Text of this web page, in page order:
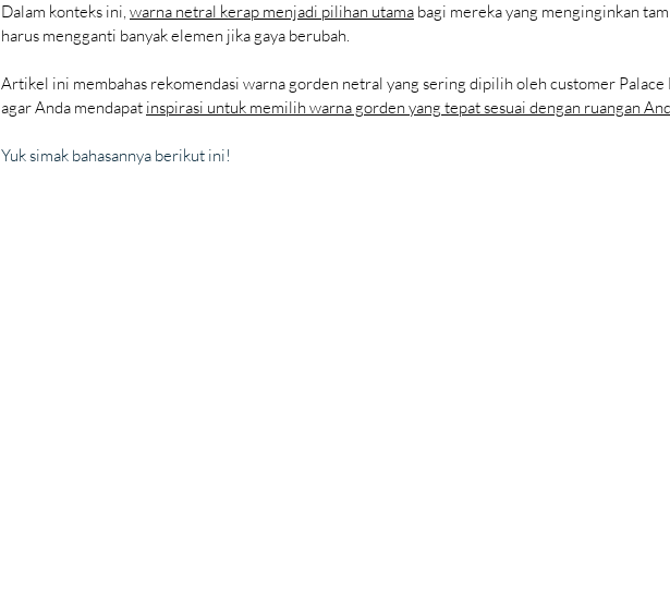
Dalam konteks ini, warna netral kerap menjadi pilihan utama bagi mereka yang menginginkan
harus mengganti banyak elemen jika gaya berubah.
Artikel ini membahas rekomendasi warna gorden netral yang sering dipilih oleh customer
agar Anda mendapat inspirasi untuk memilih warna gorden yang tepat sesuai dengan ruangan
Yuk simak bahasannya berikut ini!